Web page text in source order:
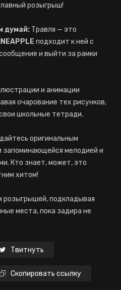
розыгрыш!
думай: Травля — это
подходит к ней с
и выйти за рамки
и анимации
очарование тех рисунков,
школьные тетради.
оригинальным
запоминающейся мелодией и
Кто знает, может, это
хитом!
розыгрышей, подкладывая
места, пока задира не
Твитнуть
Скопировать ссылку